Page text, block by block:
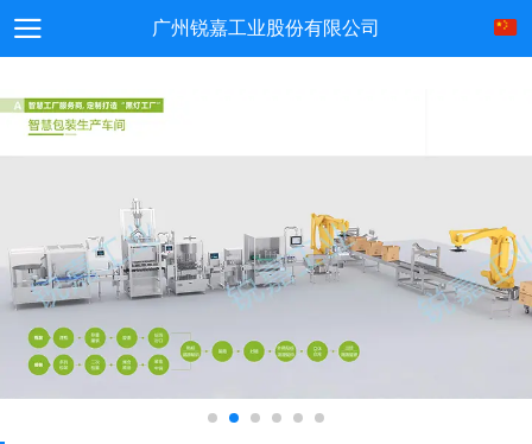
广州锐嘉工业股份有限公司